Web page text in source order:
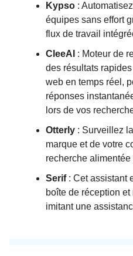
Kypso :
équipes sans effort
flux de travail
CleeAI : Moteur de
des résultats
web en temps réel,
réponses
lors de vos
Otterly : Surveillez
marque et de votre
recherche alimentée
Serif: Cet assistant
boîte de réception
imitant une